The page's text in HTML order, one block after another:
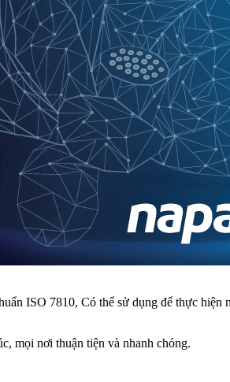
ISO 7810, Có thể sử dụng để thực
mọi nơi thuận tiện và nhanh chóng.